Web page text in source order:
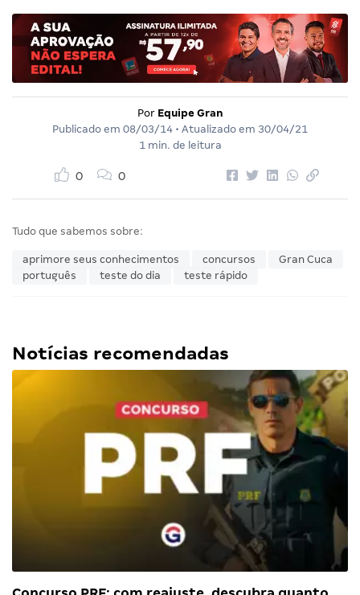
Por Equipe Gran
Publicado em 08/03/14 • Atualizado em 30/04/21
1 min. de leitura
0 0
Tudo que sabemos sobre:
aprimore seus conhecimentos concursos
Gran Cuca
português
teste do dia teste rápido
Notícias recomendadas